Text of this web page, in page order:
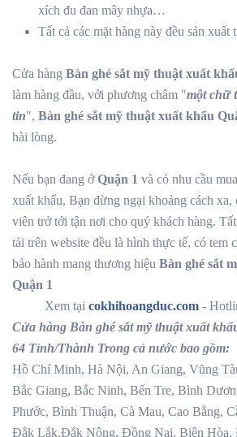
xích đu đan mây nhựa…
Tất cả các mặt hàng này đều sản xuất
Cửa hàng Bàn ghé sắt mỹ thuật xuất
làm hàng đầu, với phương châm "một chữ
tin", Bàn ghé sắt mỹ thuật xuất khẩu
hài lòng.
Nếu bạn đang ởQuận 1 và có nhu cầu
xuất khẩu, Bạn đừng ngại khoảng cách xa,
viên trở tới tận nơi cho quý khách hàng. Tất
tải trên website đều là hình thực tế, có tem
bảo hành mang thương hiệu Bàn ghé sắt
Quận 1
Xem tại cokhihoangduc.com -
Cửa hàng Bàn ghé sắt mỹ thuật xuất
64 Tỉnh/Thành Trong cả nước bao gồm:
Hồ Chí Minh, Hà Nội, An Giang, Vũng
Bắc Giang, Bắc Ninh, Bến Tre, Bình
Phước, Bình Thuận, Cà Mau, Cao Bằng,
Đắk Lắk,Đắk Nông, Đồng Nai, Biên Hòa,